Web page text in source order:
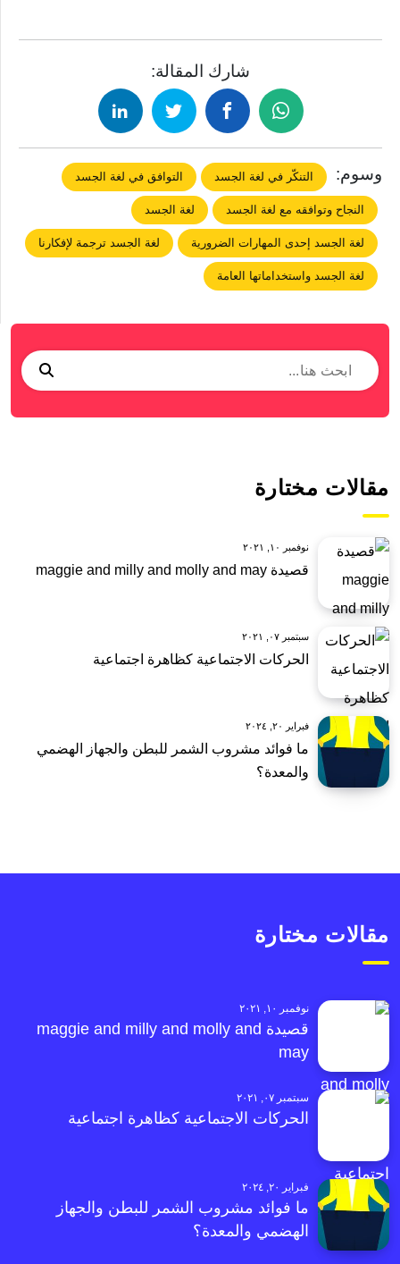
شارك المقالة:
وسوم: التنكّر في لغة الجسد التوافق في لغة الجسد
النجاح وتوافقه مع لغة الجسد لغة الجسد
لغة الجسد إحدى المهارات الضرورية لغة الجسد ترجمة لإفكارنا
لغة الجسد واستخداماتها العامة
مقالات مختارة
نوفمبر ١٠, ٢٠٢١
قصيدة maggie and milly and molly and may
سبتمبر ٠٧, ٢٠٢١
الحركات الاجتماعية كظاهرة اجتماعية
فبراير ٢٠, ٢٠٢٤
ما فوائد مشروب الشمر للبطن والجهاز الهضمي
والمعدة؟
مقالات مختارة
نوفمبر ١٠, ٢٠٢١
قصيدة maggie and milly and molly and
may
سبتمبر ٠٧, ٢٠٢١
الحركات الاجتماعية كظاهرة اجتماعية
فبراير ٢٠, ٢٠٢٤
ما فوائد مشروب الشمر للبطن والجهاز
الهضمي والمعدة؟